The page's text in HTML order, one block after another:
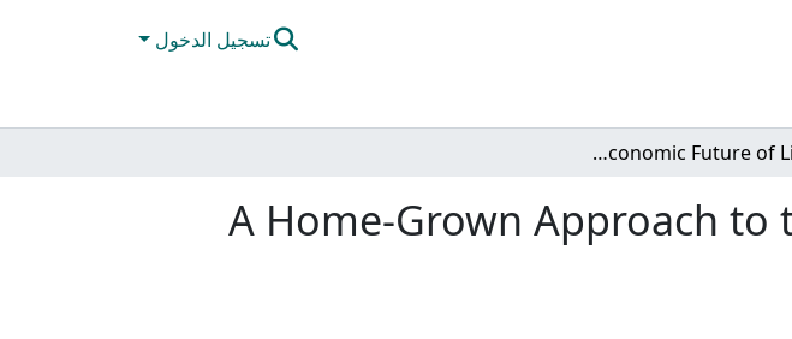
تسجيل الدخول
A Home-Grown Approach to the Post-Conflict Economic Future of Libya
A Home-Grown Approach to